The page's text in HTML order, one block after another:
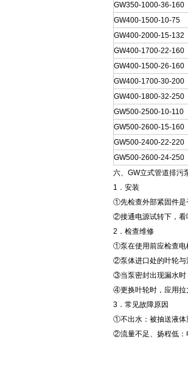
GW350-1000-36-160
GW400-1500-10-75
GW400-2000-15-132
GW400-1700-22-160
GW400-1500-26-160
GW400-1700-30-200
GW400-1800-32-250
GW500-2500-10-110
GW500-2600-15-160
GW500-2400-22-220
GW500-2600-24-250
六、GW立式管道排污
1 ．安装
①先检查外部紧固件是
②接通电源试转下，看
2 ．检查维修
①泵在使用前应检查电
②泵体进口处的叶轮与
③当泵密封出现漏水时
④更换叶轮时，应用拉
3 ．常见故障原因
①不出水：被抽送液体
②流量不足、扬程低：